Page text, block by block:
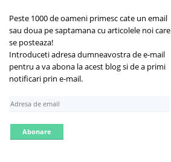
Peste 1000 de oameni primesc cate un email
sau doua pe saptamana cu articolele noi care
se posteaza!
Introduceti adresa dumneavostra de e-mail
pentru a va abona la acest blog si de a primi
notificari prin e-mail.
A
r
e